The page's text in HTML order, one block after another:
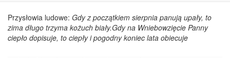
Przysłowia ludowe: Gdy z początkiem sierpnia panują upały, to
zima długo trzyma kożuch biały.Gdy na Wniebowzięcie Panny
ciepło dopisuje, to ciepły i pogodny koniec lata obiecuje